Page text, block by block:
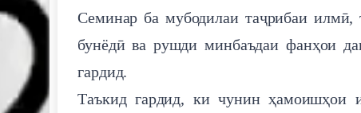
Семинар ба мубодилаи таҷрибаи илмӣ,
бунёдӣ ва рушди минбаъдаи фанҳои
гардид.
Таъкид гардид, ки чунин ҳамоишҳои